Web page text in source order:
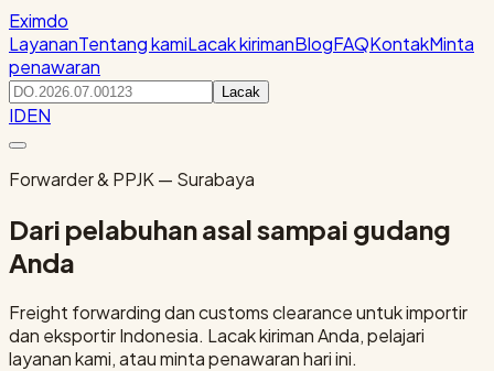
Eximdo
LayananTentang kamiLacak kirimanBlogFAQKontakMinta
penawaran
Lacak
IDEN
Forwarder & PPJK — Surabaya
Dari pelabuhan asal sampai gudang
Anda
Freight forwarding dan customs clearance untuk importir
dan eksportir Indonesia. Lacak kiriman Anda, pelajari
layanan kami, atau minta penawaran hari ini.